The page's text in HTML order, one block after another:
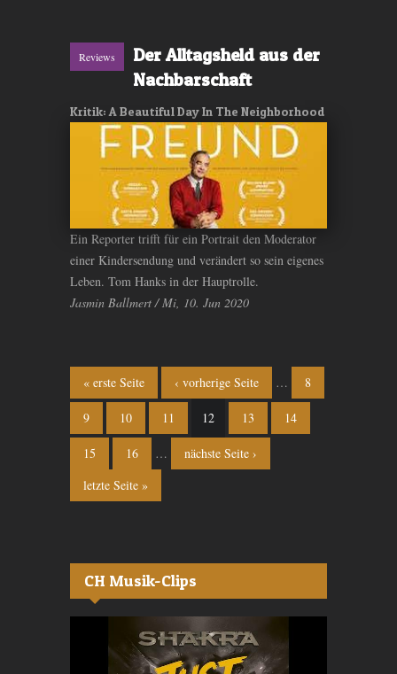
Reviews
Der Alltagsheld aus der
Nachbarschaft
Kritik: A Beautiful Day In The Neighborhood
Ein Reporter trifft für ein Portrait den Moderator
einer Kindersendung und verändert so sein eigenes
Leben. Tom Hanks in der Hauptrolle.
Jasmin Ballmert / Mi, 10. Jun 2020
Seiten
« erste Seite ‹ vorherige Seite … 8
9 10 11 12 13 14
15 16 …
nächste Seite ›
letzte Seite »
CH Musik-Clips